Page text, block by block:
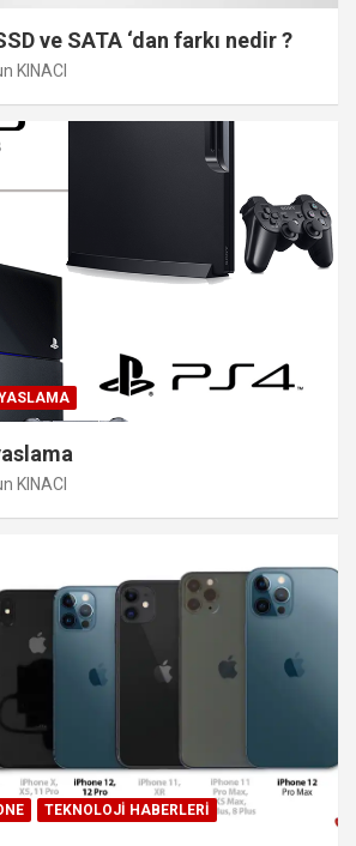
ve SATA ‘dan farkı nedir ?
KINACI
KINACI
TEKNOLOJI HABERLERI